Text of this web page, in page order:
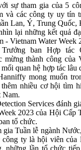
sự tham gia của 5
và các công ty uy tín
Lan, Ý, Trung
lại những kết quả
- Vietnam Water Week
ban Hợp tác
thành công của
quan hệ hợp tác
mong muốn
nhiều cơ hội tìm
Nam.
Services đánh
2023 của Hội Cấp
tổ chức.
gia Tuần lễ ngành
công ty là hội viên
những lần tổ chức